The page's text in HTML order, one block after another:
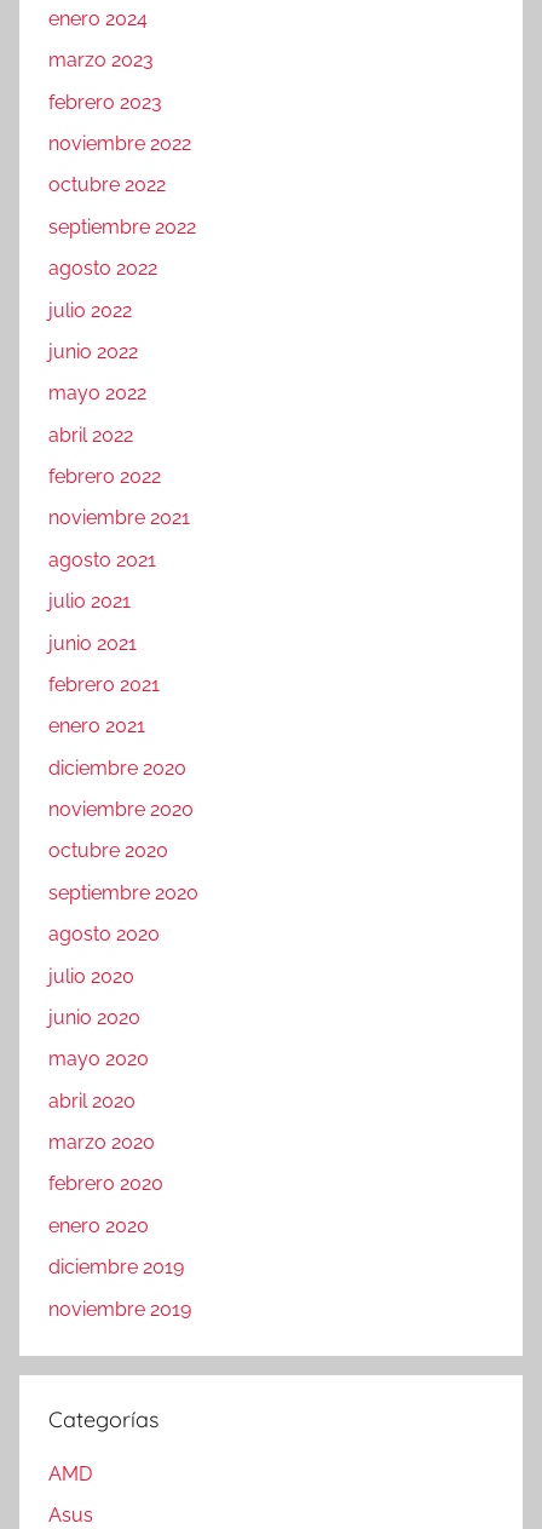
enero 2024
marzo 2023
febrero 2023
noviembre 2022
octubre 2022
septiembre 2022
agosto 2022
julio 2022
junio 2022
mayo 2022
abril 2022
febrero 2022
noviembre 2021
agosto 2021
julio 2021
junio 2021
febrero 2021
enero 2021
diciembre 2020
noviembre 2020
octubre 2020
septiembre 2020
agosto 2020
julio 2020
junio 2020
mayo 2020
abril 2020
marzo 2020
febrero 2020
enero 2020
diciembre 2019
noviembre 2019
Categorías
AMD
Asus